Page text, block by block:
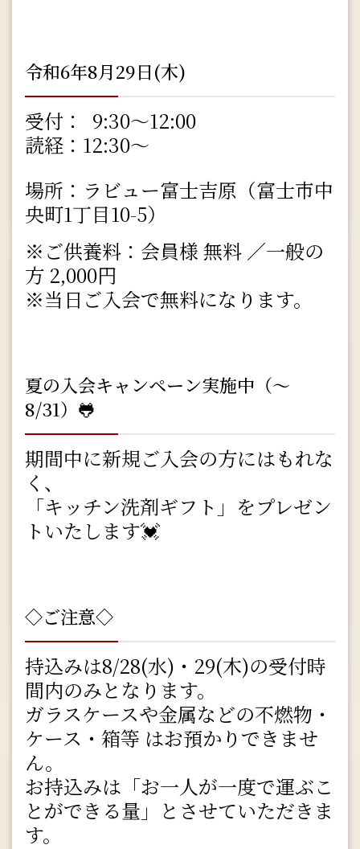
令和6年8月29日(木)
受付： 9:30～12:00
読経：12:30～
場所：ラビュー富士吉原（富士市中
央町1丁目10-5）
※ご供養料：会員様 無料 ／一般の
方 2,000円
※当日ご入会で無料になります。
夏の入会キャンペーン実施中（～
8/31）🐸
期間中に新規ご入会の方にはもれな
く、
「キッチン洗剤ギフト」をプレゼン
トいたします💓
◇ご注意◇
持込みは8/28(水)・29(木)の受付時
間内のみとなります。
ガラスケースや金属などの不燃物・
ケース・箱等 はお預かりできませ
ん。
お持込みは「お一人が一度で運ぶこ
とができる量」とさせていただきま
す。